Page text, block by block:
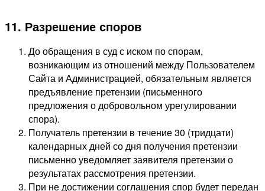
11. Разрешение споров
До обращения в суд с иском по спорам,
возникающим из отношений между Пользователем
Сайта и Администрацией, обязательным является
предъявление претензии (письменного
предложения о добровольном урегулировании
спора).
Получатель претензии в течение 30 (тридцати)
календарных дней со дня получения претензии
письменно уведомляет заявителя претензии о
результатах рассмотрения претензии.
При не достижении соглашения спор будет передан